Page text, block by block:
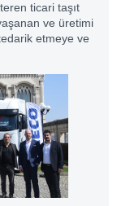
ticari taşıt
ve üretimi
etmeye ve